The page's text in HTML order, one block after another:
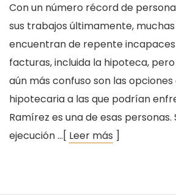
Con un número récord de
sus trabajos últimamente,
encuentran de repente
facturas, incluida la hipoteca,
aún más confuso son las
hipotecaria a las que podrían
Ramírez es una de esas personas.
ejecución …[ Leer más ]